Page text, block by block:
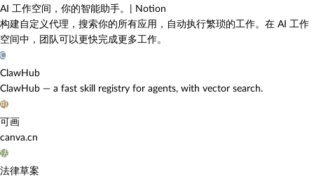
AI 工作空间，你的智能助手。| Notion
构建自定义代理，搜索你的所有应用，自动执行繁琐的工作。在 AI 工作
空间中，团队可以更快完成更多工作。
C
ClawHub
ClawHub — a fast skill registry for agents, with vector search.
可
可画
canva.cn
法
法律草案